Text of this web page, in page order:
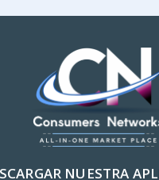
NUESTRA